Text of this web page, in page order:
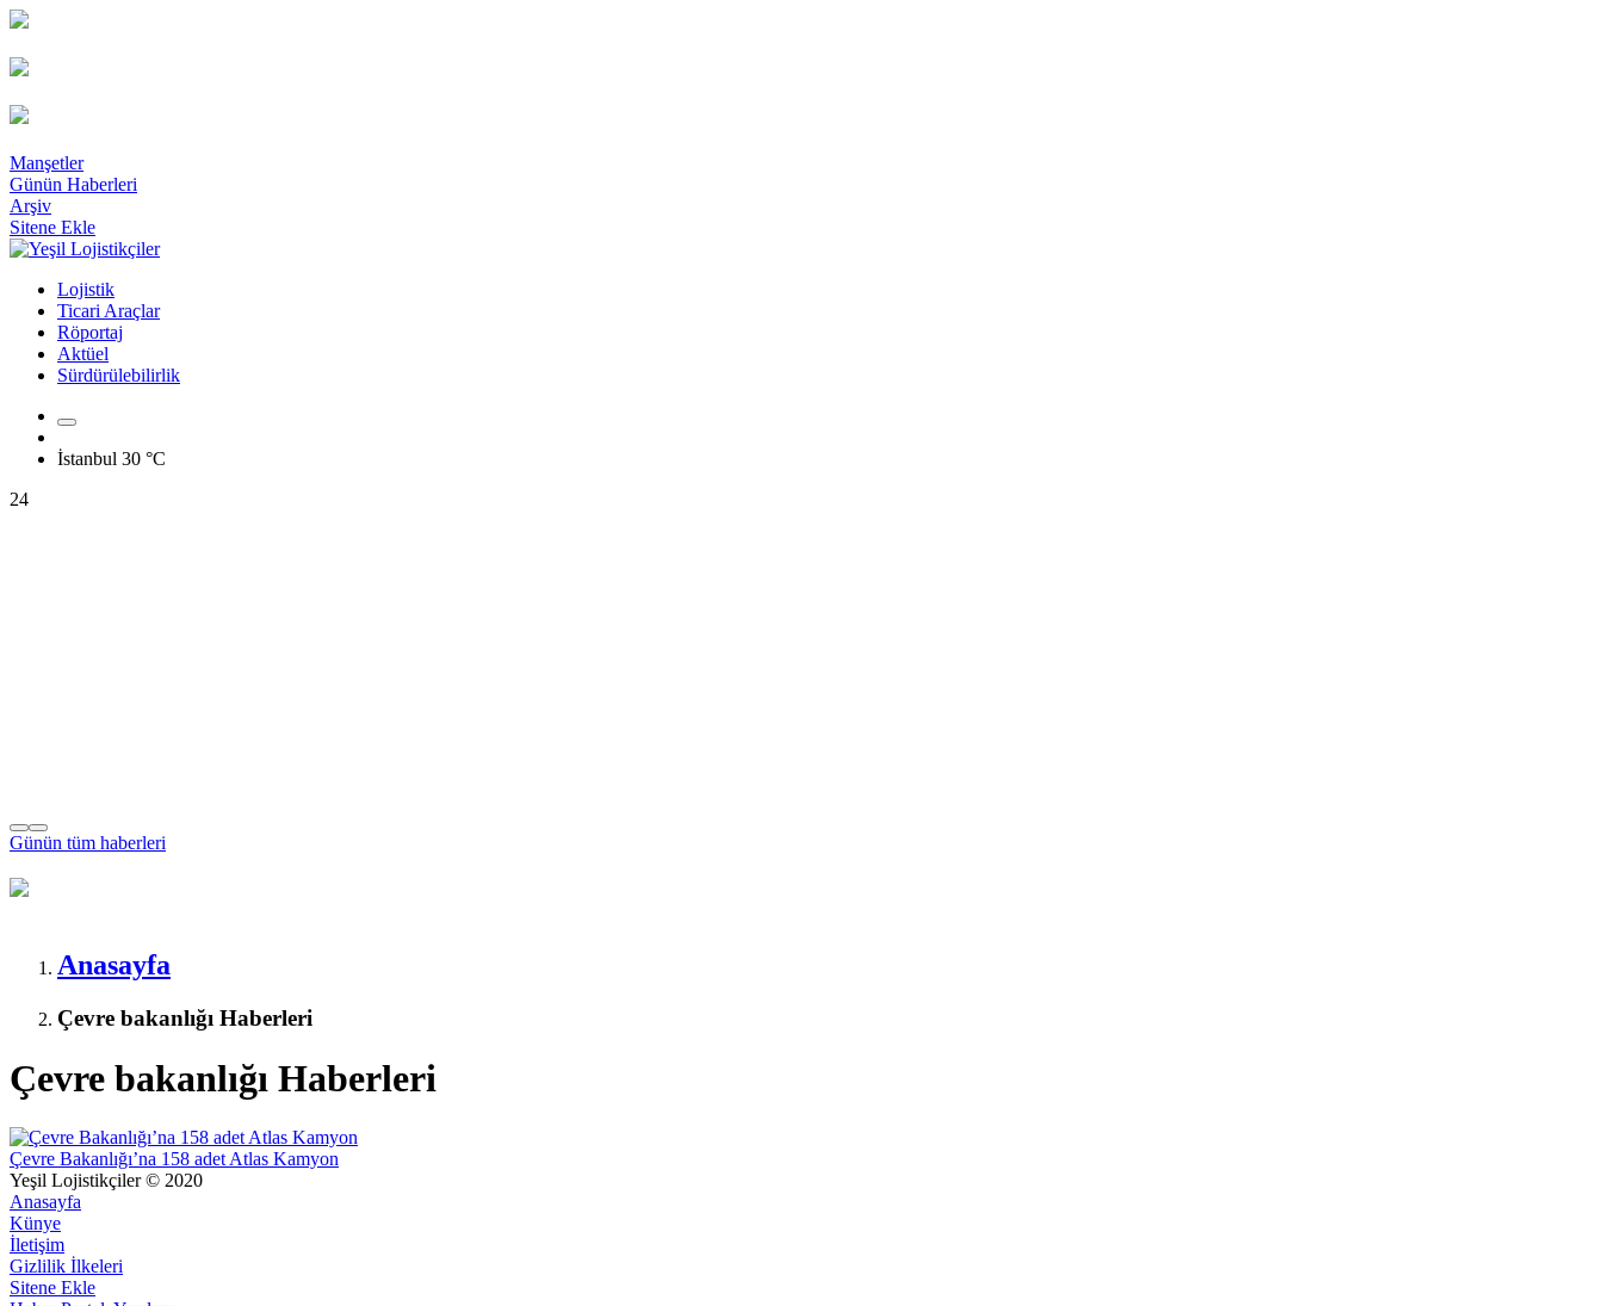
Manşetler
Günün Haberleri
Arşiv
Sitene Ekle
Lojistik
Ticari Araçlar
Röportaj
Aktüel
Sürdürülebilirlik
İstanbul 30 °C
24
Günün tüm haberleri
Anasayfa
Çevre bakanlığı Haberleri
Çevre bakanlığı Haberleri
Çevre Bakanlığı’na 158 adet Atlas Kamyon
Yeşil Lojistikçiler © 2020
Anasayfa
Künye
İletişim
Gizlilik İlkeleri
Sitene Ekle